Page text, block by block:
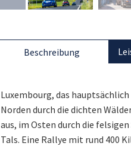
Beschreibung
Luxembourg, das
Norden durch die dichten
aus, im Osten durch die
Tals. Eine Rallye mit rund 400